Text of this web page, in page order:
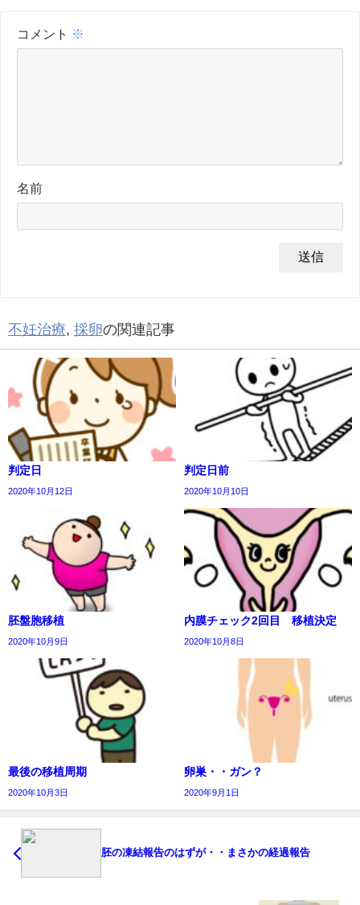
コメント ※
名前
不妊治療, 採卵の関連記事
判定日
2020年10月12日
判定日前
2020年10月10日
胚盤胞移植
2020年10月9日
内膜チェック2回目 移植決定
2020年10月8日
最後の移植周期
2020年10月3日
卵巣・・ガン？
2020年9月1日
胚の凍結報告のはずが・・まさかの経過報告